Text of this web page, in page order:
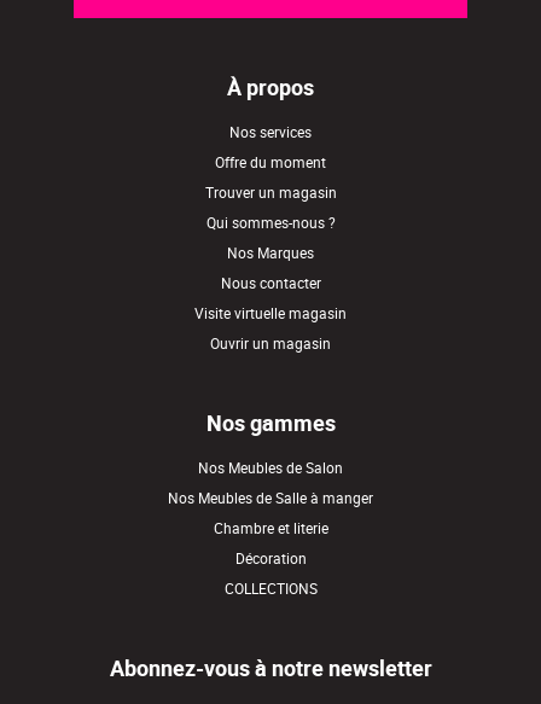
À propos
Nos services
Offre du moment
Trouver un magasin
Qui sommes-nous ?
Nos Marques
Nous contacter
Visite virtuelle magasin
Ouvrir un magasin
Nos gammes
Nos Meubles de Salon
Nos Meubles de Salle à manger
Chambre et literie
Décoration
COLLECTIONS
Abonnez-vous à notre newsletter